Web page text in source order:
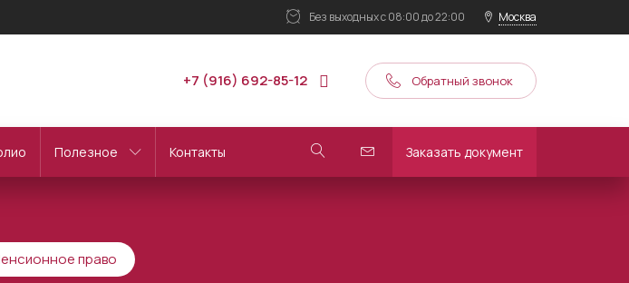
Без выходныхс 08:00 до 22:00 Москва
+7 (916) 692-85-12 Обратный звонок
Полезное Контакты Заказать документ
право